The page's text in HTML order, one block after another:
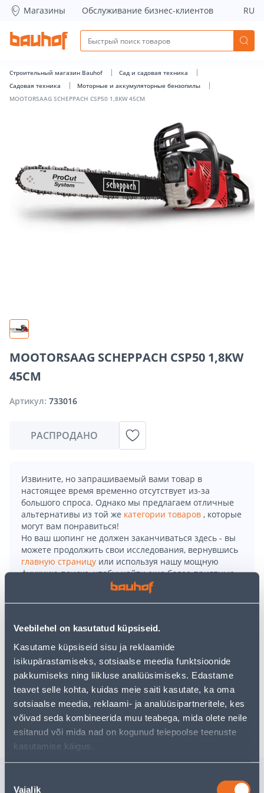
Veebilehel on kasutatud küpsiseid.
Kasutame küpsiseid sisu ja reklaamide
isikupärastamiseks, sotsiaalse meedia funktsioonide
pakkumiseks ning liikluse analüüsimiseks. Edastame
teavet selle kohta, kuidas meie saiti kasutate, ka oma
sotsiaalse meedia, reklaami- ja analüüsipartneritele, kes
võivad seda kombineerida muu teabega, mida olete neile
esitanud või mida nad on kogunud teiepoolse teenuste
kasutamise käigus.
Vajalik
MOOTORSAAG SCHEPPACH CSP50 1,8KW 45CM - Bauhof
Магазины Обслуживание бизнес-клиентов RU
Строительный магазин Bauhof
Сад и садовая техника
Садовая техника
Моторные и аккумуляторные бензопилы
MOOTORSAAG SCHEPPACH CSP50 1,8KW 45CM
MOOTORSAAG SCHEPPACH CSP50 1,8KW
45CM
Артикул: 733016
РАСПРОДАНО
Извините, но запрашиваемый вами товар в
настоящее время временно отсутствует из-за
большого спроса. Однако мы предлагаем отличные
альтернативы из той же категории товаров , которые
могут вам понравиться!
Но ваш шопинг не должен заканчиваться здесь - вы
можете продолжить свои исследования, вернувшись
главную страницу или используя нашу мощную
функцию поиска, чтобы найти еще более приятные
варианты. Удачных покупок!
• Mootorsael on 2-taktiline mootor võimsusega 1800
• Saelati pikkus on 45 cm.
• Kütusepaagi maht on 0,55 l, ketiõli paak 0,26 l.
• 14-päevane tagastusõigus.
Доставка невозможна